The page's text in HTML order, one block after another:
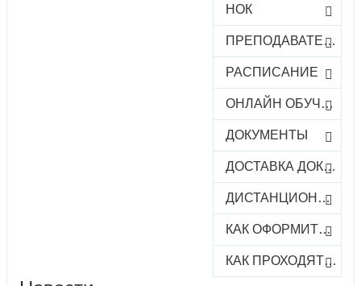
НОК
ПРЕПОДАВАТЕЛИ
РАСПИСАНИЕ
ОНЛАЙН ОБУЧЕНИЕ
ДОКУМЕНТЫ
ДОСТАВКА ДОКУМЕНТОВ
ДИСТАНЦИОННОЕ ОБУЧЕНИЕ
КАК ОФОРМИТЬ ЗАКАЗ КУРСА
КАК ПРОХОДЯТ ОНЛАЙН-КУРСЫ